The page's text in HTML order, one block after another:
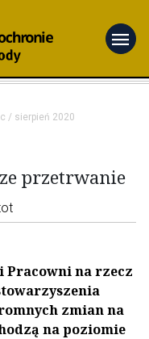
menu
/ sierpień 2020
przetrwanie
Pracowni na rzecz
zmian na
na poziomie